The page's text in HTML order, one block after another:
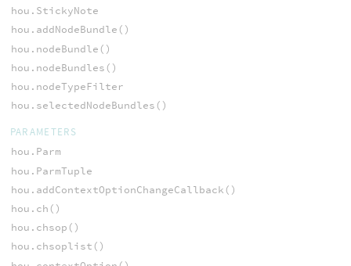
hou.StickyNote
hou.addNodeBundle()
hou.nodeBundle()
hou.nodeBundles()
hou.nodeTypeFilter
hou.selectedNodeBundles()
PARAMETERS
hou.Parm
hou.ParmTuple
hou.addContextOptionChangeCallback()
hou.ch()
hou.chsop()
hou.chsoplist()